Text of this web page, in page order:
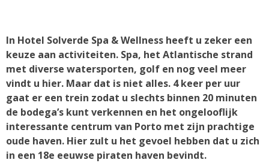
In Hotel Solverde Spa & Wellness heeft u zeker een
keuze aan activiteiten. Spa, het Atlantische strand
met diverse watersporten, golf en nog veel meer
vindt u hier. Maar dat is niet alles. 4 keer per uur
gaat er een trein zodat u slechts binnen 20 minuten
de bodega’s kunt verkennen en het ongelooflijk
interessante centrum van Porto met zijn prachtige
oude haven. Hier zult u het gevoel hebben dat u zich
in een 18e eeuwse piraten haven bevindt.